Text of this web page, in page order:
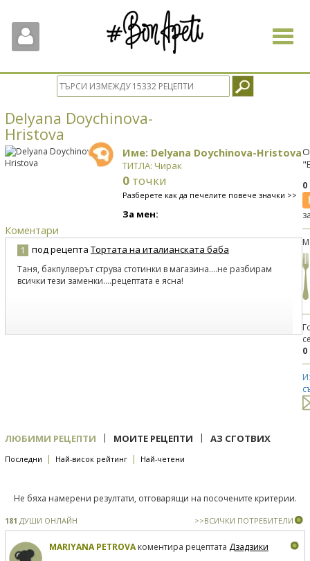
Toggle
Delyana Doychinova-
Hristova
Име: Delyana Doychinova-Hristova
ТИТЛА: Чирак
0 точки
Разберете как да печелите повече значки >>
За мен:
Коментари
1 под рецептаТортата на италианската баба
Таня, бакпулверът струва стотинки в магазина....не разбирам
всички тези заменки....рецептата е ясна!
0
ЛЮБИМИ РЕЦЕПТИ | МОИТЕ РЕЦЕПТИ | АЗ СГОТВИХ
Последни | Най-висок рейтинг | Най-четени
Не бяха намерени резултати, отговарящи на посочените критерии.
181 ДУШИ ОНЛАЙН >>ВСИЧКИ ПОТРЕБИТЕЛИ
MARIYANA PETROVAкоментира рецептата Дзадзики